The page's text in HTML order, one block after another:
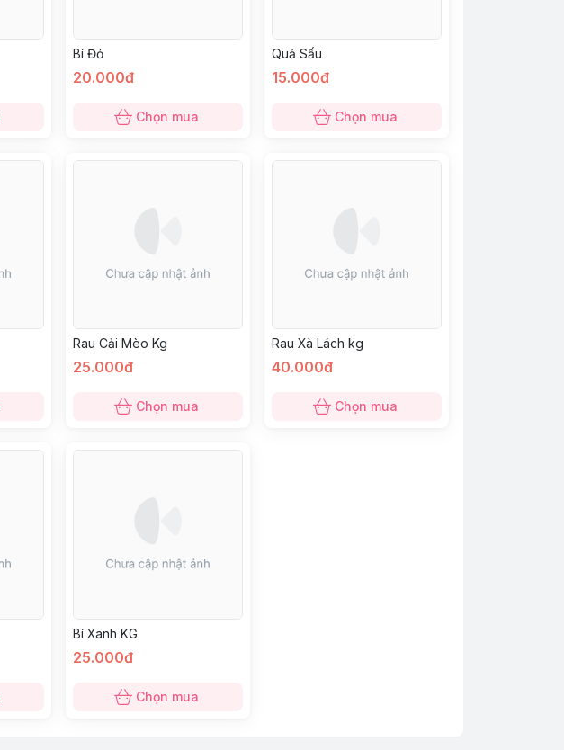
Bí Đỏ
20.000đ
Chọn mua
Quả Sấu
15.000đ
Chọn mua
Rau Cải Mèo Kg
25.000đ
Chọn mua
Rau Xà Lách kg
40.000đ
Chọn mua
Bí Xanh KG
25.000đ
Chọn mua